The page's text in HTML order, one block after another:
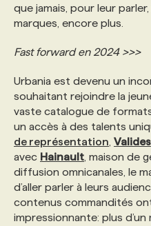
que jamais, pour leur
marques, encore plus.
Fast forward en 2024 >>>
Urbania est devenu un
souhaitant rejoindre la
vaste catalogue de
un accès à des talents
de représentation Valides
avec Hainault , maison de
diffusion omnicanales, le
d’aller parler à leurs
contenus commandités
impressionnante: plus d’un